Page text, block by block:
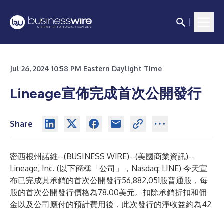
Jul 26, 2024 10:58 PM Eastern Daylight Time
Lineage宣佈完成首次公開發行
Share
密西根州諾維--(BUSINESS WIRE)--(美國商業資訊)--
Lineage, Inc. (以下簡稱「公司」，Nasdaq: LINE) 今天宣
布已完成其承銷的首次公開發行56,882,051股普通股，每
股的首次公開發行價格為78.00美元。扣除承銷折扣和佣
金以及公司應付的預計費用後，此次發行的淨收益約為42